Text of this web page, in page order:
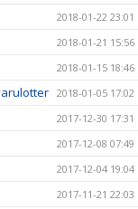
2018-01-22 23:01
2018-01-21 15:56
2018-01-15 18:46
2018-01-05 17:02
2017-12-30 17:31
2017-12-08 07:49
2017-12-04 19:04
2017-11-21 22:03